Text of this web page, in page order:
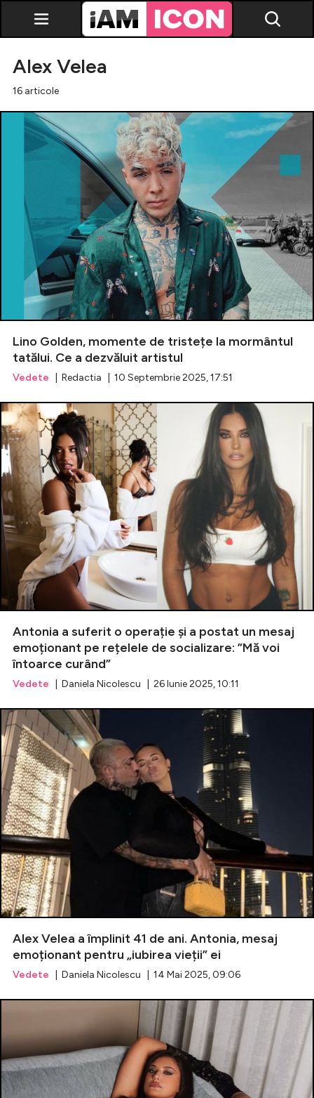
Vedete
Breaking news
Evenimente
Emisiuni TV
Horoscop
Lifestyle
Celebrități
Breaking News
Intră în cont
Creează cont
Alex Velea
16 articole
Lino Golden, momente de tristețe la mormântul
tatălui. Ce a dezvăluit artistul
Vedete | Redactia | 10 Septembrie 2025, 17:51
Antonia a suferit o operație și a postat un mesaj
emoționant pe rețelele de socializare: ”Mă voi
întoarce curând”
Vedete | Daniela Nicolescu | 26 Iunie 2025, 10:11
Alex Velea a împlinit 41 de ani. Antonia, mesaj
emoționant pentru „iubirea vieții” ei
Vedete | Daniela Nicolescu | 14 Mai 2025, 09:06